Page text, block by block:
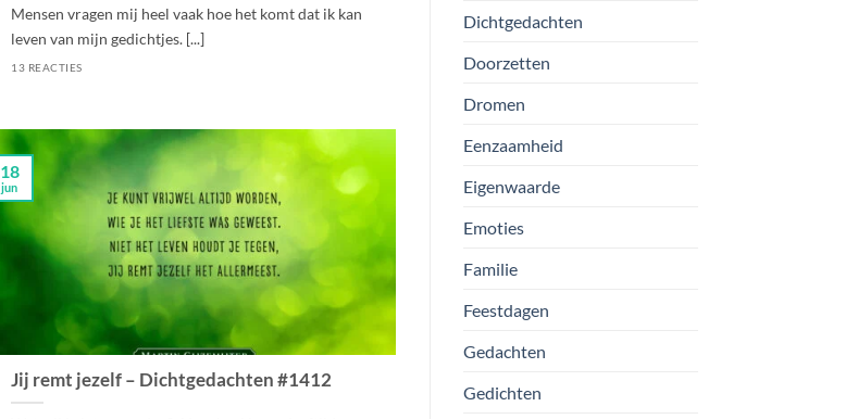
Mensen vragen mij heel vaak hoe het komt dat ik kan
leven van mijn gedichtjes. [...]
13 REACTIES
Jij remt jezelf – Dichtgedachten #1412
18
jun
Dichtgedachten
Doorzetten
Dromen
Eenzaamheid
Eigenwaarde
Emoties
Familie
Feestdagen
Gedachten
Gedichten